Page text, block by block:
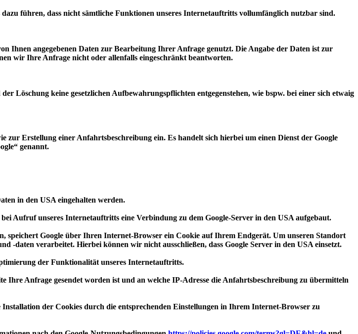
führen, dass nicht sämtliche Funktionen unseres Internetauftritts vollumfänglich nutzbar sind.
angegebenen Daten zur Bearbeitung Ihrer Anfrage genutzt. Die Angabe der Daten ist zur
wir Ihre Anfrage nicht oder allenfalls eingeschränkt beantworten.
Löschung keine gesetzlichen Aufbewahrungspflichten entgegenstehen, wie bspw. bei einer sich etwaig
Erstellung einer Anfahrtsbeschreibung ein. Es handelt sich hierbei um einen Dienst der Google
genannt.
in den USA eingehalten werden.
Aufruf unseres Internetauftritts eine Verbindung zu dem Google-Server in den USA aufgebaut.
speichert Google über Ihren Internet-Browser ein Cookie auf Ihrem Endgerät. Um unseren Standort
-daten verarbeitet. Hierbei können wir nicht ausschließen, dass Google Server in den USA einsetzt.
der Funktionalität unseres Internetauftritts.
Ihre Anfrage gesendet worden ist und an welche IP-Adresse die Anfahrtsbeschreibung zu übermitteln
der Cookies durch die entsprechenden Einstellungen in Ihrem Internet-Browser zu